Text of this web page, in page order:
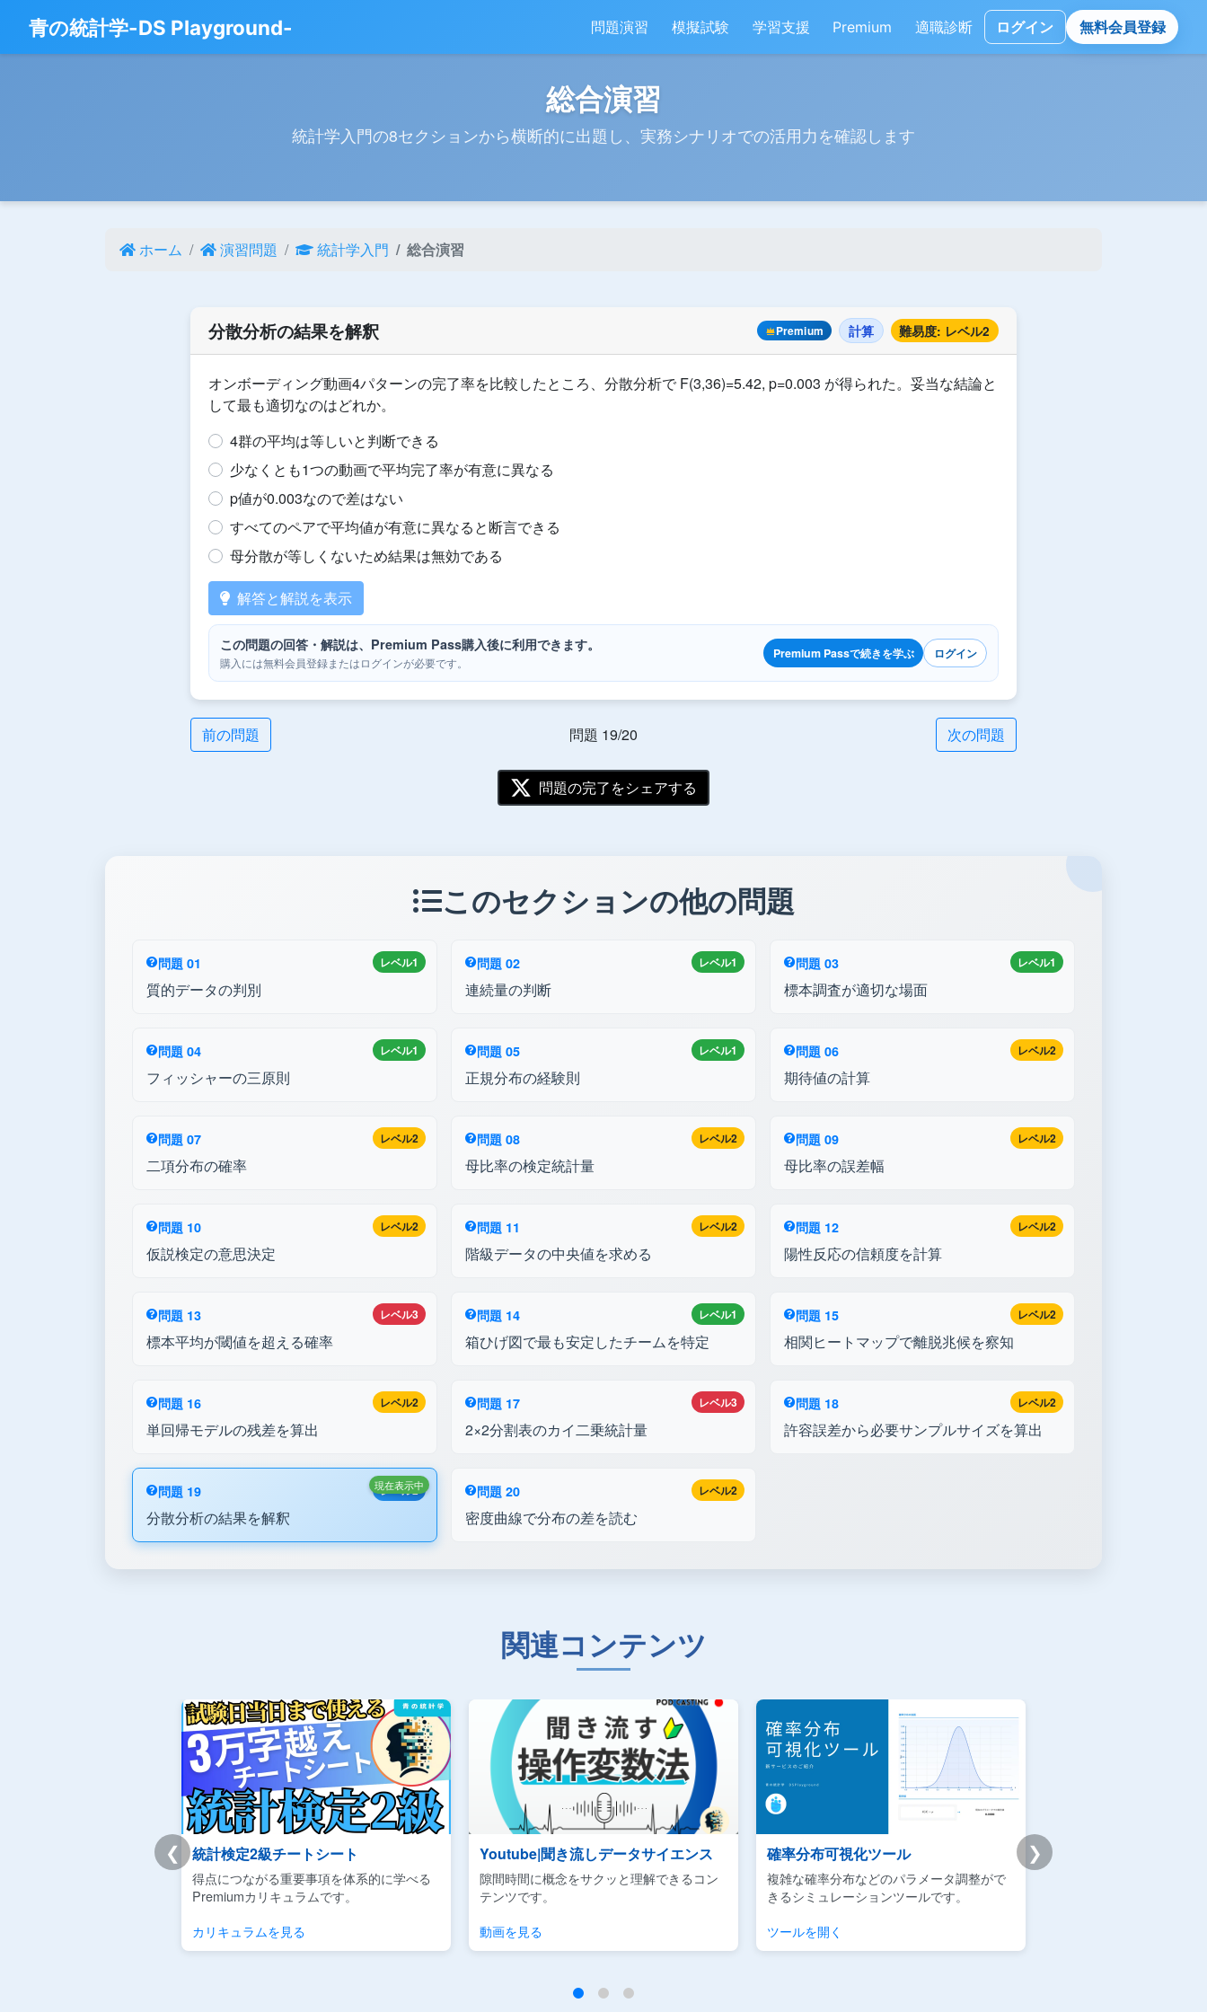
青の統計学-DS Playground- 問題演習 模擬試験 学習支援 Premium 適職診断 ログイン 無料会員登録
総合演習
統計学入門の8セクションから横断的に出題し、実務シナリオでの活用力を確認します
ホーム 演習問題 統計学入門 総合演習
分散分析の結果を解釈 Premium 計算 難易度: レベル2
オンボーディング動画4パターンの完了率を比較したところ、分散分析で F(3,36)=5.42, p=0.003 が得られた。妥当な結論と
して最も適切なのはどれか。
4群の平均は等しいと判断できる
少なくとも1つの動画で平均完了率が有意に異なる
p値が0.003なので差はない
すべてのペアで平均値が有意に異なると断言できる
母分散が等しくないため結果は無効である
解答と解説を表示
この問題の回答・解説は、Premium Pass購入後に利用できます。
購入には無料会員登録またはログインが必要です。
Premium Passで続きを学ぶ ログイン
前の問題 問題 19/20 次の問題
問題の完了をシェアする
このセクションの他の問題
レベル1
問題 01
質的データの判別
レベル1
問題 02
連続量の判断
レベル1
問題 03
標本調査が適切な場面
レベル1
問題 04
フィッシャーの三原則
レベル1
問題 05
正規分布の経験則
レベル2
問題 06
期待値の計算
レベル2
問題 07
二項分布の確率
レベル2
問題 08
母比率の検定統計量
レベル2
問題 09
母比率の誤差幅
レベル2
問題 10
仮説検定の意思決定
レベル2
問題 11
階級データの中央値を求める
レベル2
問題 12
陽性反応の信頼度を計算
レベル3
問題 13
標本平均が閾値を超える確率
レベル1
問題 14
箱ひげ図で最も安定したチームを特定
レベル2
問題 15
相関ヒートマップで離脱兆候を察知
レベル2
問題 16
単回帰モデルの残差を算出
レベル3
問題 17
2×2分割表のカイ二乗統計量
レベル2
問題 18
許容誤差から必要サンプルサイズを算出
レベル2
問題 19
分散分析の結果を解釈
現在表示中 レベル2
問題 20
密度曲線で分布の差を読む
関連コンテンツ
❮ ❯
統計検定2級チートシート
得点につながる重要事項を体系的に学べる
Premiumカリキュラムです。
カリキュラムを見る
Youtube|聞き流しデータサイエンス
隙間時間に概念をサクッと理解できるコン
テンツです。
動画を見る
確率分布可視化ツール
複雑な確率分布などのパラメータ調整がで
きるシミュレーションツールです。
ツールを開く